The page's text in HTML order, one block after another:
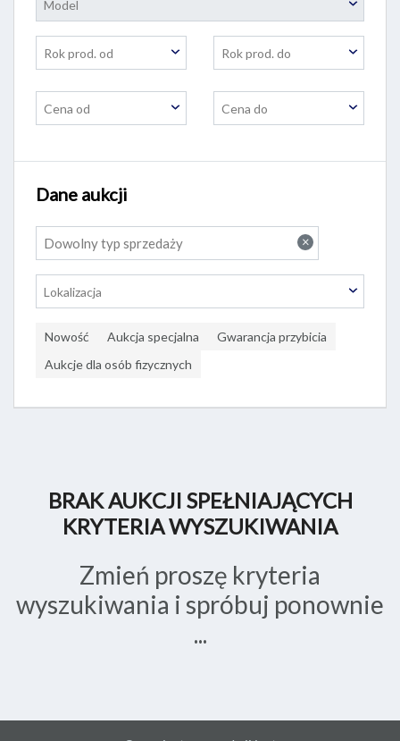
Model
Rok prod. od Rok prod. do
Cena od Cena do
Dane aukcji
×
Dowolny typ sprzedaży
Lokalizacja
Nowość Aukcja specjalna
Gwarancja przybicia
Aukcje dla osób fizycznych
BRAK AUKCJI SPEŁNIAJĄCYCH
KRYTERIA WYSZUKIWANIA
Zmień proszę kryteria
wyszukiwania i spróbuj ponownie
...